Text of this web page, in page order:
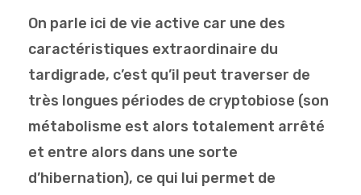
On parle ici de vie active car une des
caractéristiques extraordinaire du
tardigrade, c’est qu’il peut traverser de
très longues périodes de cryptobiose (son
métabolisme est alors totalement arrêté
et entre alors dans une sorte
d’hibernation), ce qui lui permet de